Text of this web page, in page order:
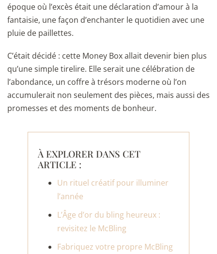
époque où l’excès était une déclaration d’amour à la
fantaisie, une façon d’enchanter le quotidien avec une
pluie de paillettes.
C’était décidé : cette Money Box allait devenir bien plus
qu’une simple tirelire. Elle serait une célébration de
l’abondance, un coffre à trésors moderne où l’on
accumulerait non seulement des pièces, mais aussi des
promesses et des moments de bonheur.
À EXPLORER DANS CET
ARTICLE :
Un rituel créatif pour illuminer
l’année
L’Âge d’or du bling heureux :
revisitez le McBling
Fabriquez votre propre McBling